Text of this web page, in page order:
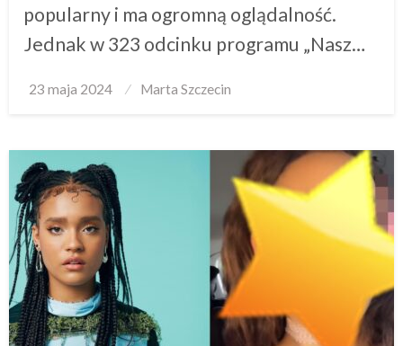
popularny i ma ogromną oglądalność.
Jednak w 323 odcinku programu „Nasz…
Posted
23 maja 2024 Marta Szczecin